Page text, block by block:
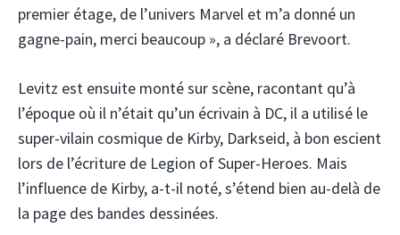
premier étage, de l’univers Marvel et m’a donné un
gagne-pain, merci beaucoup », a déclaré Brevoort.
Levitz est ensuite monté sur scène, racontant qu’à
l’époque où il n’était qu’un écrivain à DC, il a utilisé le
super-vilain cosmique de Kirby, Darkseid, à bon escient
lors de l’écriture de Legion of Super-Heroes. Mais
l’influence de Kirby, a-t-il noté, s’étend bien au-delà de
la page des bandes dessinées.